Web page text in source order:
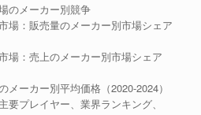
のメーカー別競争
場：販売量のメーカー別市場シェア
場：売上のメーカー別市場シェア
ーカー別平均価格（2020-2024）
プレイヤー、業界ランキング、